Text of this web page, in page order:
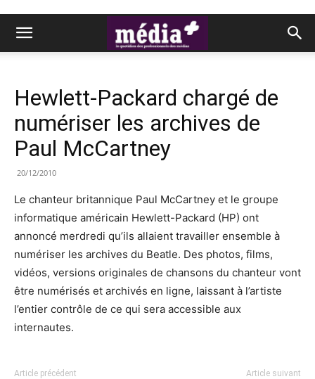
Hewlett-Packard chargé de
numériser les archives de
Paul McCartney
20/12/2010
Le chanteur britannique Paul McCartney et le groupe
informatique américain Hewlett-Packard (HP) ont
annoncé merdredi qu’ils allaient travailler ensemble à
numériser les archives du Beatle. Des photos, films,
vidéos, versions originales de chansons du chanteur vont
être numérisés et archivés en ligne, laissant à l’artiste
l’entier contrôle de ce qui sera accessible aux
internautes.
Article précédent Article suivant